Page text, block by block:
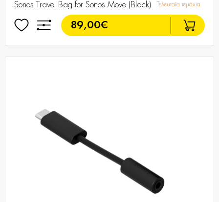
Sonos Travel Bag for Sonos Move (Black) Τελευταία τεμάχια
89,00€